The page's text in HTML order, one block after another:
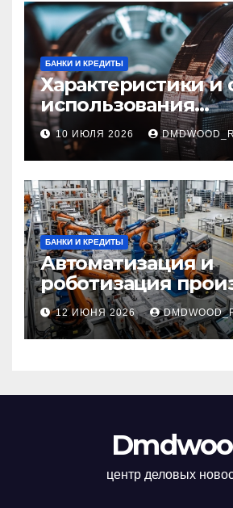
БАНКИ И КРЕДИТЫ
Характеристики
использования
межфланцевых
огнезащитных
самоклеящихся
10 ИЮЛЯ 2026
БАНКИ И КРЕДИТЫ
Автоматизация и
роботизация
технологии,
12 ИЮНЯ 2026
центр деловых